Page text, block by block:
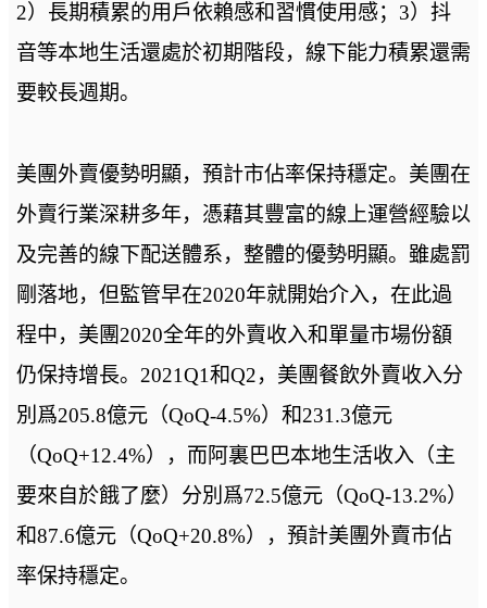
2）長期積累的用戶依賴感和習慣使用感；3）抖
音等本地生活還處於初期階段，線下能力積累還需
要較長週期。
美團外賣優勢明顯，預計市佔率保持穩定。美團在
外賣行業深耕多年，憑藉其豐富的線上運營經驗以
及完善的線下配送體系，整體的優勢明顯。雖處罰
剛落地，但監管早在2020年就開始介入，在此過
程中，美團2020全年的外賣收入和單量市場份額
仍保持增長。2021Q1和Q2，美團餐飲外賣收入分
別爲205.8億元（QoQ-4.5%）和231.3億元
（QoQ+12.4%），而阿裏巴巴本地生活收入（主
要來自於餓了麼）分別爲72.5億元（QoQ-13.2%）
和87.6億元（QoQ+20.8%），預計美團外賣市佔
率保持穩定。